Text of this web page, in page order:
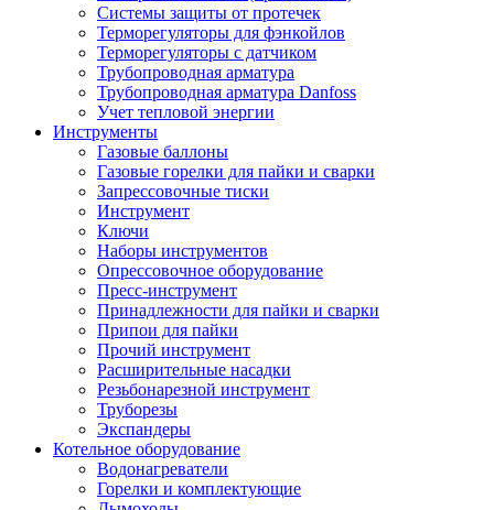
Системы защиты от протечек
Терморегуляторы для фэнкойлов
Терморегуляторы с датчиком
Трубопроводная арматура
Трубопроводная арматура Danfoss
Учет тепловой энергии
Инструменты
Газовые баллоны
Газовые горелки для пайки и сварки
Запрессовочные тиски
Инструмент
Ключи
Наборы инструментов
Опрессовочное оборудование
Пресс-инструмент
Принадлежности для пайки и сварки
Припои для пайки
Прочий инструмент
Расширительные насадки
Резьбонарезной инструмент
Труборезы
Экспандеры
Котельное оборудование
Водонагреватели
Горелки и комплектующие